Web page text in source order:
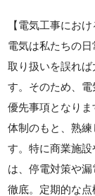
【電気工事にお
電気は私たちの日
取り扱いを誤れ
す。そのため、
優先事項となり
体制のもと、熟
す。特に商業施
は、停電対策や
徹底。定期的な